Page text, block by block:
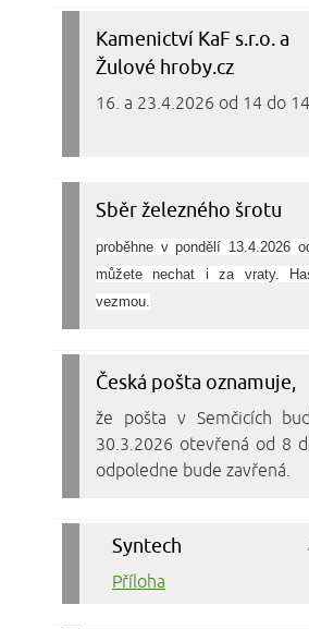
Kamenictví KaF s.r.o. a
Žulové hroby.cz
16. a 23.4.2026 od 14 do
Sběr železného šrotu
proběhne v pondělí 13.4.2026
můžete nechat i za vraty.
vezmou.
Česká pošta oznamuje,
že pošta v Semčicích
30.3.2026 otevřená od 8
odpoledne bude zavřená.
Syntech
Příloha